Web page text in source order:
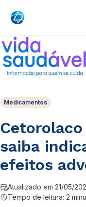
Medicamentos
saiba
efeitos
Atualizado em 21/05/
Tempo de leitura: 2